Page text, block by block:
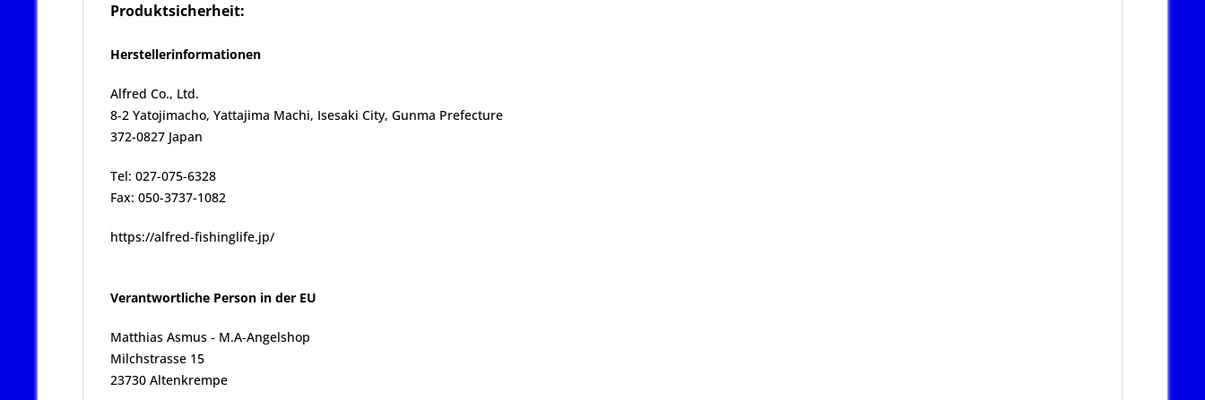
Produktsicherheit:
Herstellerinformationen
Alfred Co., Ltd.
8-2 Yatojimacho, Yattajima Machi, Isesaki City, Gunma Prefecture
372-0827 Japan
Tel: 027-075-6328
Fax: 050-3737-1082
https://alfred-fishinglife.jp/
Verantwortliche Person in der EU
Matthias Asmus - M.A-Angelshop
Milchstrasse 15
23730 Altenkrempe